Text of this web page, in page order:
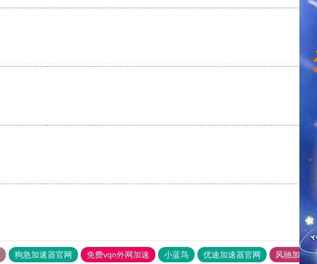
狗急加速器官网 免费vqn外网加速 小蓝鸟 优途加速器官网 风驰加速器